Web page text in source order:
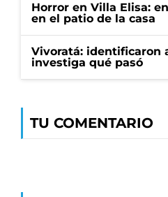
Horror en Villa Elisa:
en el patio de la casa
Vivoratá: identificaron
investiga qué pasó
TU COMENTARIO